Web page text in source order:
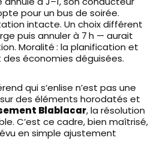
pour un bus de soirée.
intacte. Un choix différent
puis annuler à 7 h — aurait
Moralité : la planification et
économies déguisées.
qui s’enlise n’est pas une
des éléments horodatés et
Blablacar, la résolution
C’est ce cadre, bien maîtrisé,
en simple ajustement